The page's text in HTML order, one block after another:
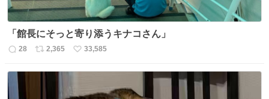
「館長にそっと寄り添うキナコさん」
返
数
28
リ
2,365
い
33,585